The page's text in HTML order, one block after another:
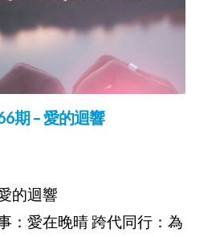
的迴響
：愛在晚晴 跨代同行：為
到幾盡？
願完成—在讚美中的長洲
文章：生命選擇 更有尊嚴